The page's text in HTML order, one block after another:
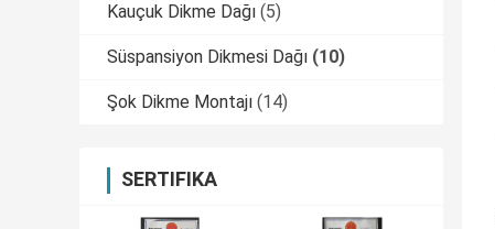
Kauçuk Dikme Dağı (5)
Süspansiyon Dikmesi Dağı (10)
Şok Dikme Montajı (14)
SERTIFIKA